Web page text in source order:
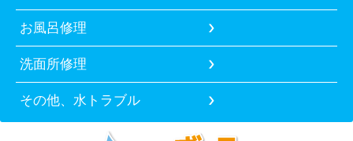
お風呂修理
洗面所修理
その他、水トラブル